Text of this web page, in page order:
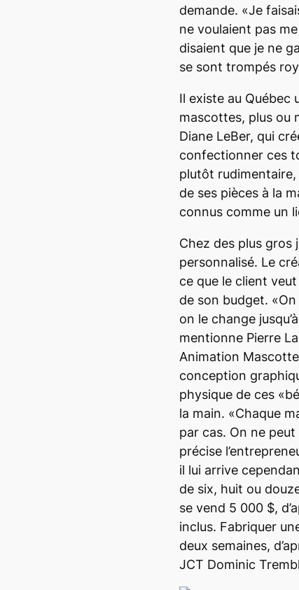
demande. «Je
ne voulaient pas
disaient que je ne
se sont trompés
Il existe au Québec
mascottes, plus ou
Diane LeBer, qui
confectionner ces
plutôt
de ses pièces à la
connus comme un
Chez des plus gros
personnalisé. Le
ce que le client
de son budget.
on le change
mentionne Pierre
Animation
conception
physique de ces
la main. «Chaque
par cas. On ne
précise
il lui arrive
de six, huit ou
se vend 5 000 $,
inclus. Fabriquer
deux semaines,
JCT Dominic